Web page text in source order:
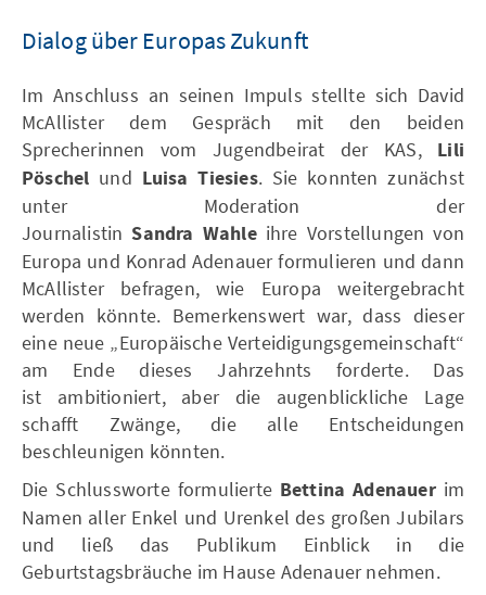
Dialog über Europas Zukunft
Im Anschluss an seinen Impuls stellte sich David
McAllister dem Gespräch mit den beiden
Sprecherinnen vom Jugendbeirat der KAS, Lili
Pöschel und Luisa Tiesies. Sie konnten zunächst
unter Moderation der
Journalistin Sandra Wahleihre Vorstellungen von
Europa und Konrad Adenauer formulieren und dann
McAllister befragen, wie Europa weitergebracht
werden könnte. Bemerkenswert war, dass dieser
eine neue „Europäische Verteidigungsgemeinschaft“
am Ende dieses Jahrzehnts forderte. Das
ist ambitioniert, aber die augenblickliche Lage
schafft Zwänge, die alle Entscheidungen
beschleunigen könnten.
Die Schlussworte formulierte Bettina Adenauerim
Namen aller Enkel und Urenkel des großen Jubilars
und ließ das Publikum Einblick in die
Geburtstagsbräuche im Hause Adenauer nehmen.